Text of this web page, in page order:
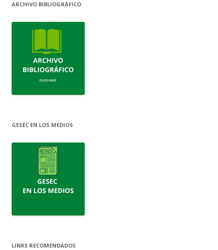
ARCHIVO BIBLIOGRÁFICO
GESEC EN LOS MEDIOS
LINKS RECOMENDADOS